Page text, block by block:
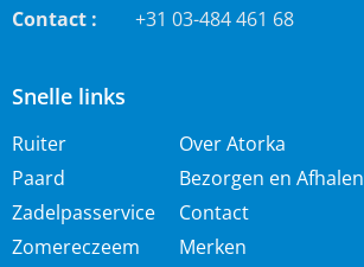
Snelle links
Ruiter
Paard
Zadelpasservice
Zomereczeem
Over Atorka
Bezorgen en Afhalen
Contact
Merken
Contact :
+31 03-484 461 68